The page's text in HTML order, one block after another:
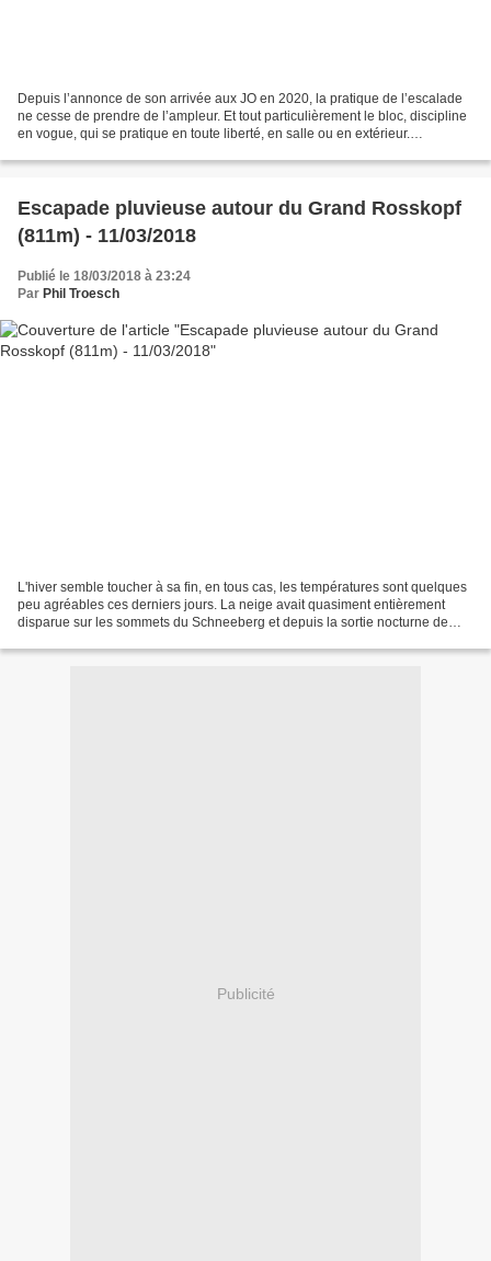
Depuis l’annonce de son arrivée aux JO en 2020, la pratique de l’escalade
ne cesse de prendre de l’ampleur. Et tout particulièrement le bloc, discipline
en vogue, qui se pratique en toute liberté, en salle ou en extérieur.
Escapade pluvieuse autour du Grand Rosskopf
(811m) - 11/03/2018
Publié le 18/03/2018 à 23:24
Par Phil Troesch
L'hiver semble toucher à sa fin, en tous cas, les températures sont quelques
peu agréables ces derniers jours. La neige avait quasiment entièrement
disparue sur les sommets du Schneeberg et depuis la sortie nocturne de
Publicité